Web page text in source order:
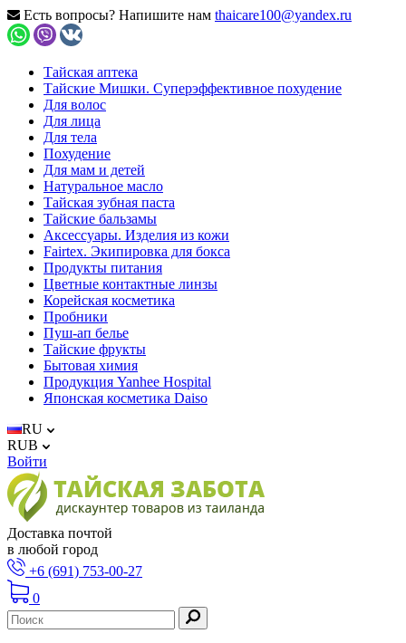
Есть вопросы? Напишите нам thaicare100@yandex.ru
Тайская аптека
Тайские Мишки. Суперэффективное похудение
Для волос
Для лица
Для тела
Похудение
Для мам и детей
Натуральное масло
Тайская зубная паста
Тайские бальзамы
Аксессуары. Изделия из кожи
Fairtex. Экипировка для бокса
Продукты питания
Цветные контактные линзы
Корейская косметика
Пробники
Пуш-ап белье
Тайские фрукты
Бытовая химия
Продукция Yanhee Hospital
Японская косметика Daiso
RU
RUB
Войти
Доставка почтой
в любой город
+6 (691) 753-00-27
0